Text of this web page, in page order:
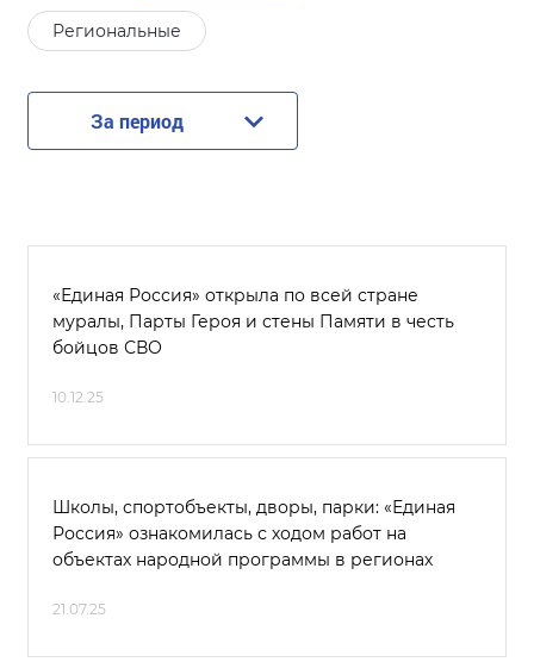
Региональные
За период
«Единая Россия» открыла по всей стране
муралы, Парты Героя и стены Памяти в честь
бойцов СВО
10.12.25
Школы, спортобъекты, дворы, парки: «Единая
Россия» ознакомилась с ходом работ на
объектах народной программы в регионах
21.07.25